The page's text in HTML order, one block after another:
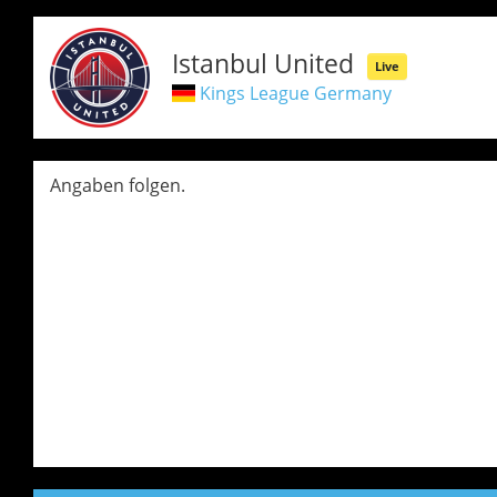
Istanbul United Live
Kings League Germany
Angaben folgen.